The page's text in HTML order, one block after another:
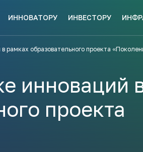
ИННОВАТОРУ ИНВЕСТОРУ
рамках образовательного проекта
инноваций
проекта
МЕР